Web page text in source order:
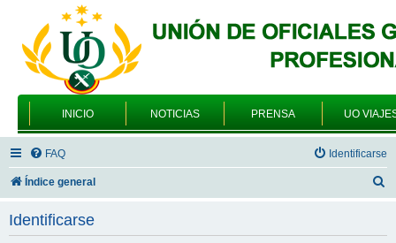
INICIO NOTICIAS PRENSA UO
FAQ Identificarse
Índice general
Identificarse